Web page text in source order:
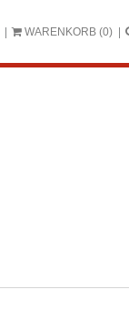
WARENKORB (0)